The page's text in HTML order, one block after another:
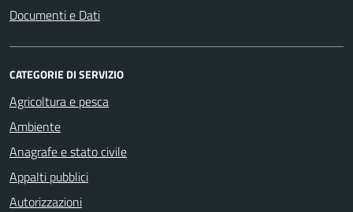
Documenti e Dati
CATEGORIE DI SERVIZIO
Agricoltura e pesca
Ambiente
Anagrafe e stato civile
Appalti pubblici
Autorizzazioni